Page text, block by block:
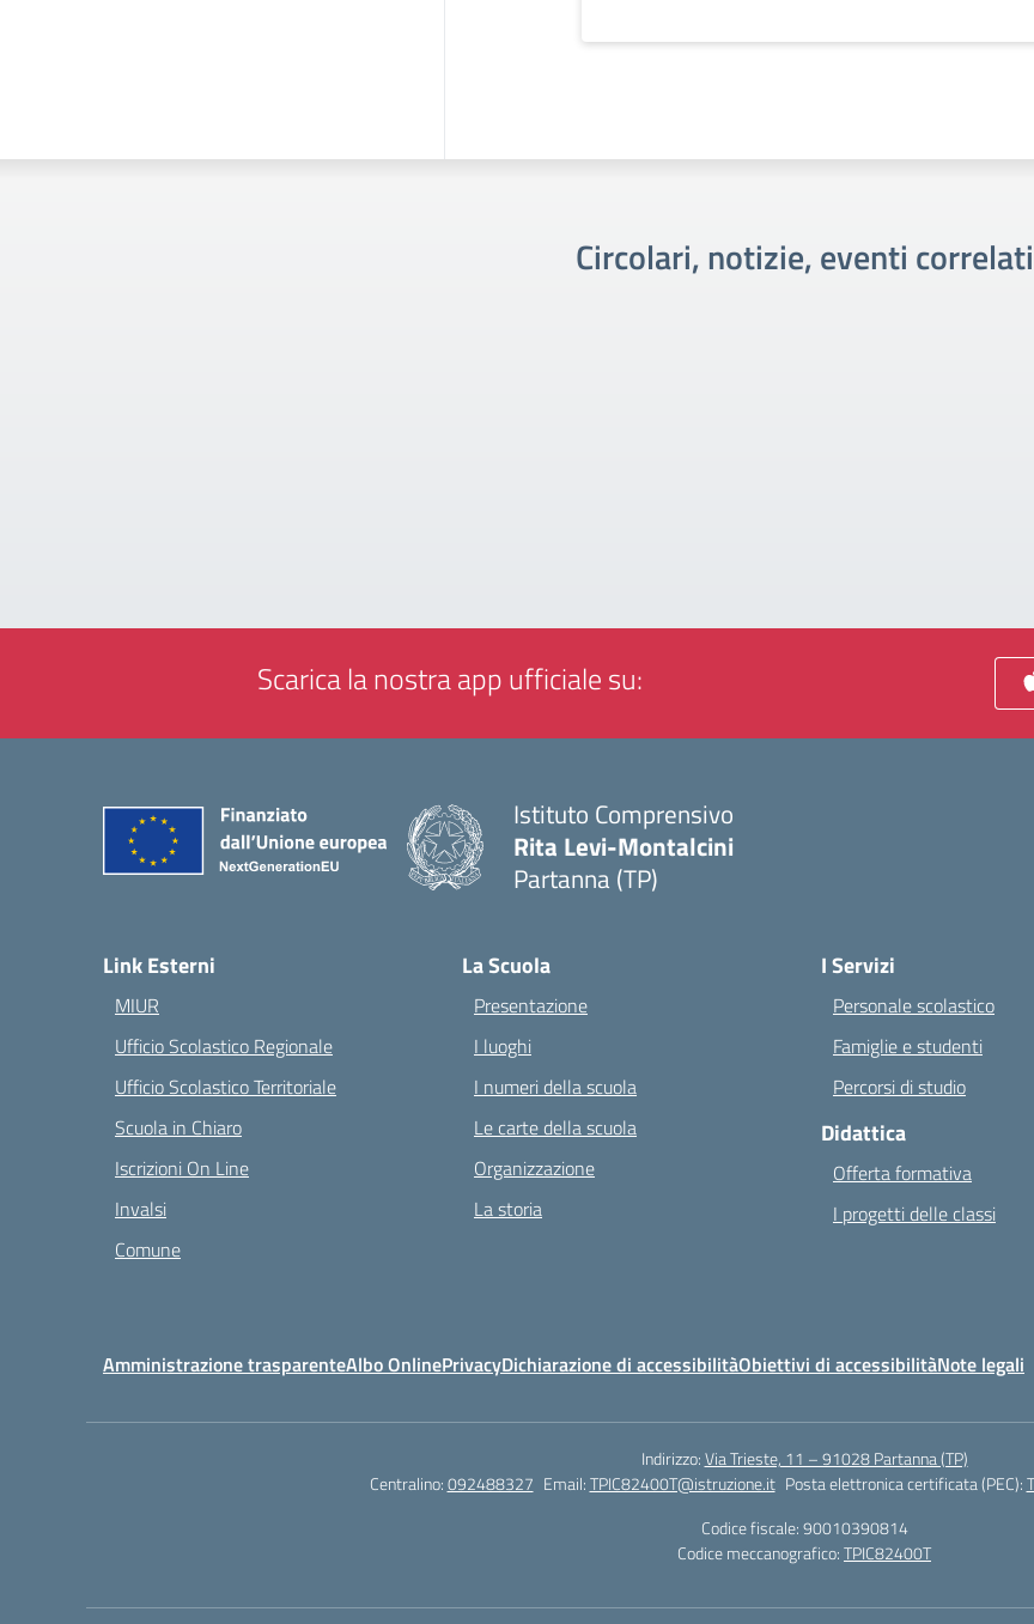
Circolari, notizie, eventi correlati
Scarica la nostra app ufficiale su:
Istituto Comprensivo
Rita Levi-Montalcini
Partanna (TP)
Link Esterni
MIUR
Ufficio Scolastico Regionale
Ufficio Scolastico Territoriale
Scuola in Chiaro
Iscrizioni On Line
Invalsi
Comune
La Scuola
Presentazione
I luoghi
I numeri della scuola
Le carte della scuola
Organizzazione
La storia
I Servizi
Personale scolastico
Famiglie e studenti
Percorsi di studio
Didattica
Offerta formativa
I progetti delle classi
Amministrazione trasparenteAlbo OnlinePrivacyDichiarazione di accessibilitàObiettivi di accessibilitàNote legali
Indirizzo:Via Trieste, 11 – 91028 Partanna (TP)
Centralino:092488327 Email:TPIC82400T@istruzione.it Posta elettronica certificata (PEC):
Codice fiscale: 90010390814
Codice meccanografico:TPIC82400T